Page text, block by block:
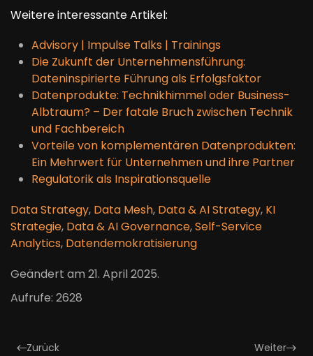
Weitere interessante Artikel:
Advisory | Impulse Talks | Trainings
Die Zukunft der Unternehmensführung:
Dateninspirierte Führung als Erfolgsfaktor
Datenprodukte: Technikhimmel oder Business-
Albtraum? – Der fatale Bruch zwischen Technik
und Fachbereich
Vorteile von komplementären Datenprodukten:
Ein Mehrwert für Unternehmen und ihre Partner
Regulatorik als Inspirationsquelle
Data Strategy, Data Mesh, Data & AI Strategy, KI
Strategie, Data & AI Governance,Self-Service
Analytics, Datendemokratisierung
Geändert am 21. April 2025.
Aufrufe: 2628
Zurück Weiter